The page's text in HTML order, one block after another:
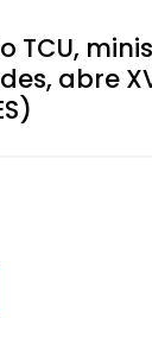
TCU,
abre